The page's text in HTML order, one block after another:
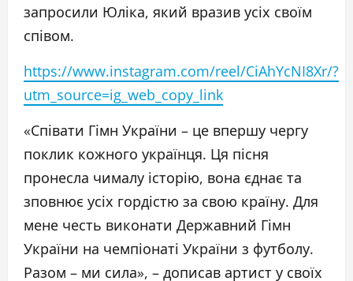
запросили Юліка, який вразив усіх своїм
співом.
https://www.instagram.com/reel/CiAhYcNI8Xr/?
utm_source=ig_web_copy_link
«Співати Гімн України – це впершу чергу
поклик кожного українця. Ця пісня
пронесла чималу історію, вона єднає та
зповнює усіх гордістю за свою країну. Для
мене честь виконати Державний Гімн
України на чемпіонаті України з футболу.
Разом – ми сила», – дописав артист у своїх